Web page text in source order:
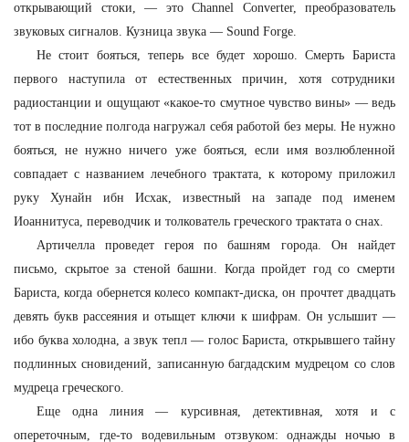
открывающий стоки, — это Channel Converter, преобразователь
звуковых сигналов. Кузница звука — Sound Forge.
Не стоит бояться, теперь все будет хорошо. Смерть Бариста
первого наступила от естественных причин, хотя сотрудники
радиостанции и ощущают «какое-то смутное чувство вины» — ведь
тот в последние полгода нагружал себя работой без меры. Не нужно
бояться, не нужно ничего уже бояться, если имя возлюбленной
совпадает с названием лечебного трактата, к которому приложил
руку Хунайн ибн Исхак, известный на западе под именем
Иоаннитуса, переводчик и толкователь греческого трактата о снах.
Артичелла проведет героя по башням города. Он найдет
письмо, скрытое за стеной башни. Когда пройдет год со смерти
Бариста, когда обернется колесо компакт-диска, он прочтет двадцать
девять букв рассеяния и отыщет ключи к шифрам. Он услышит —
ибо буква холодна, а звук тепл — голос Бариста, открывшего тайну
подлинных сновидений, записанную багдадским мудрецом со слов
мудреца греческого.
Еще одна линия — курсивная, детективная, хотя и с
опереточным, где-то водевильным отзвуком: однажды ночью в